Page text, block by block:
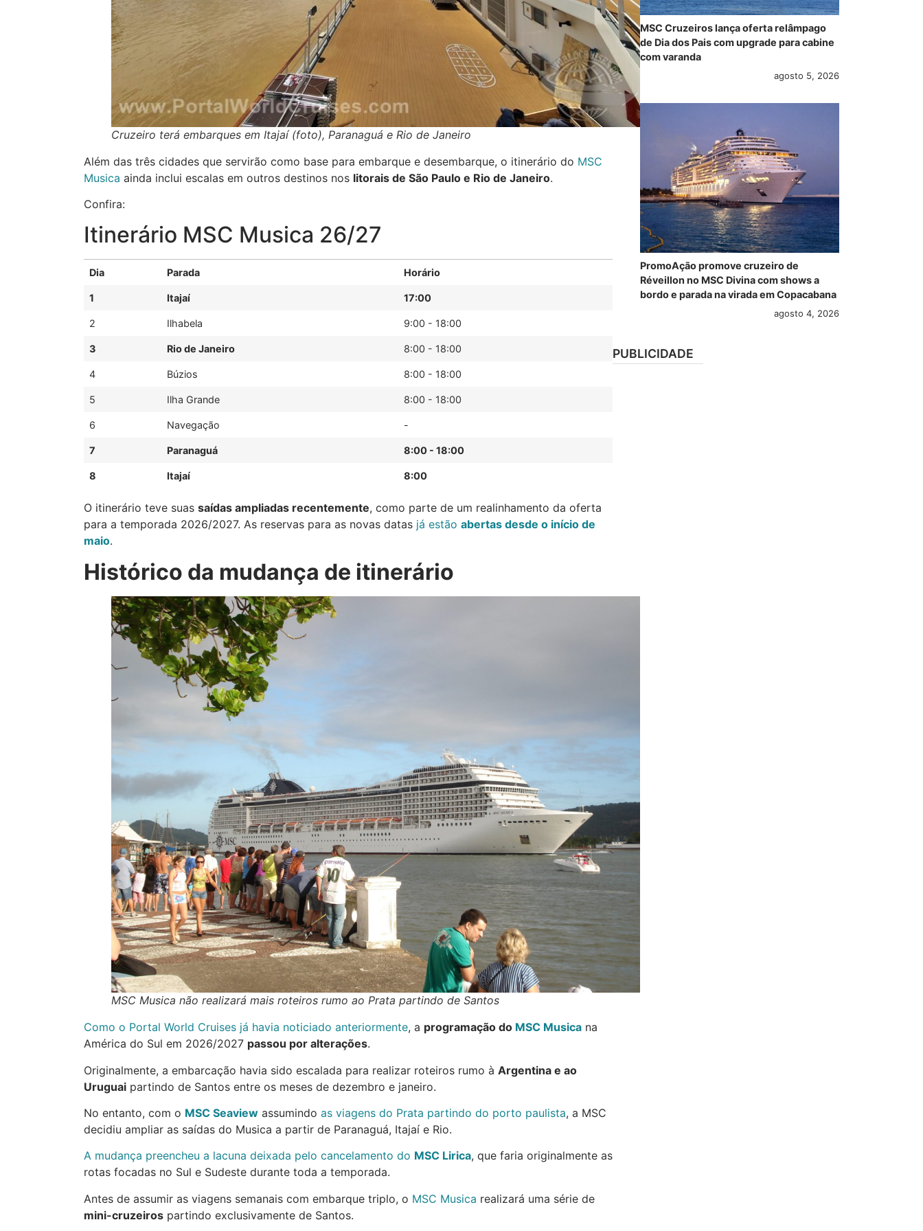
Cruzeiro terá embarques em Itajaí (foto), Paranaguá e Rio de Janeiro
Além das três cidades que servirão como base para embarque e desembarque, o itinerário do MSC
Musica ainda inclui escalas em outros destinos nos litorais de São Paulo e Rio de Janeiro.
Confira:
Itinerário MSC Musica 26/27
Dia Parada Horário
1 Itajaí 17:00
2 Ilhabela 9:00 - 18:00
3 Rio de Janeiro 8:00 - 18:00
4 Búzios 8:00 - 18:00
5 Ilha Grande 8:00 - 18:00
6 Navegação -
7 Paranaguá 8:00 - 18:00
8 Itajaí 8:00
O itinerário teve suas saídas ampliadas recentemente, como parte de um realinhamento da oferta
para a temporada 2026/2027. As reservas para as novas datas já estão abertas desde o início de
maio.
Histórico da mudança de itinerário
MSC Musica não realizará mais roteiros rumo ao Prata partindo de Santos
Como o Portal World Cruises já havia noticiado anteriormente, a programação do MSC Musica na
América do Sul em 2026/2027 passou por alterações.
Originalmente, a embarcação havia sido escalada para realizar roteiros rumo à Argentina e ao
Uruguai partindo de Santos entre os meses de dezembro e janeiro.
No entanto, com o MSC Seaview assumindo as viagens do Prata partindo do porto paulista, a MSC
decidiu ampliar as saídas do Musica a partir de Paranaguá, Itajaí e Rio.
A mudança preencheu a lacuna deixada pelo cancelamento do MSC Lirica, que faria originalmente as
rotas focadas no Sul e Sudeste durante toda a temporada.
Antes de assumir as viagens semanais com embarque triplo, o MSC Musica realizará uma série de
mini-cruzeiros partindo exclusivamente de Santos.
MSC Cruzeiros lança oferta relâmpago
de Dia dos Pais com upgrade para cabine
com varanda
agosto 5, 2026
PromoAção promove cruzeiro de
Réveillon no MSC Divina com shows a
bordo e parada na virada em Copacabana
agosto 4, 2026
PUBLICIDADE